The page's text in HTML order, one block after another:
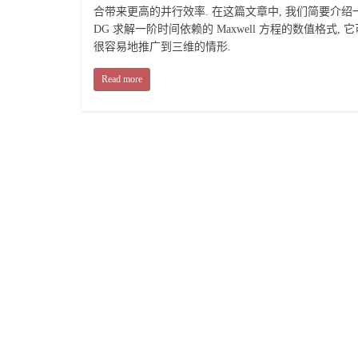
合带来更高的并行效率. 在这篇文章中, 我们简要介绍
DG 求解一阶时间依赖的 Maxwell 方程的数值格式, 它
很容易地推广到三维的情形.
Read more